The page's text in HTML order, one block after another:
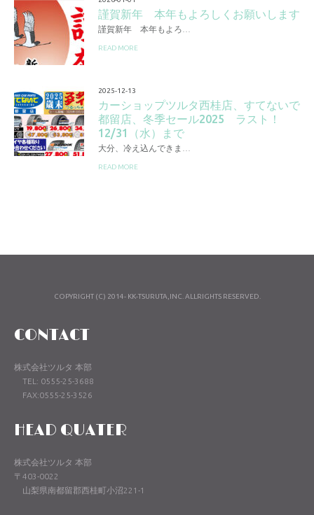
謹賀新年 本年もよろしくお願いします
謹賀新年 本年もよろ…
READ MORE
2025-12-13
カーショップツルタ西桂店、すてないで
都留店、冬季セール2025 ラスト！
12/31（水）まで
大分、冷え込んできま…
READ MORE
COPYRIGHT (C) 2014- KK-TSURUTA,INC. ALLRIGHTS RESERVED.
CONTACT
株式会社ツルタ 本部
TEL: 0555-25-3688
FAX:0555-25-3526
HEAD QUATER
株式会社ツルタ 本部
〒403-0022
山梨県南都留郡西桂町小沼221-1